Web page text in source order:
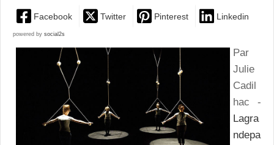
Facebook Twitter Pinterest Linkedin
powered by social2s
Par
Julie
Cadil
hac -
Lagra
ndepa